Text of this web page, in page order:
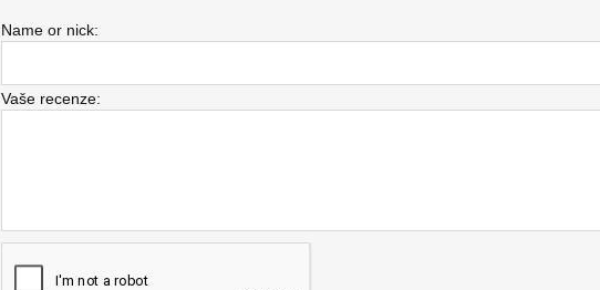
Name or nick:
Vaše recenze: